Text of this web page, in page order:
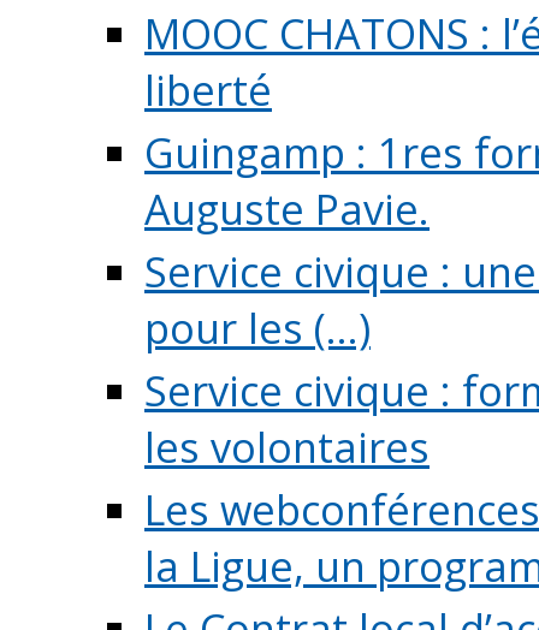
MOOC CHATONS
liberté
Guingamp : 1res
Auguste Pavie.
Service civique :
pour les (...)
Service civique :
les volontaires
Les
la Ligue, un